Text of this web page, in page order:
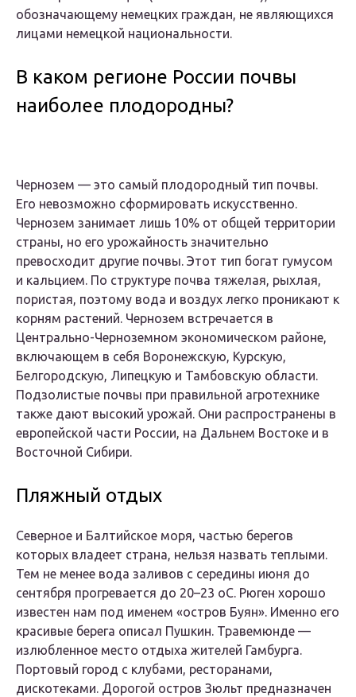
обозначающему немецких граждан, не являющихся
лицами немецкой национальности.
В каком регионе России почвы
наиболее плодородны?
Чернозем — это самый плодородный тип почвы.
Его невозможно сформировать искусственно.
Чернозем занимает лишь 10% от общей территории
страны, но его урожайность значительно
превосходит другие почвы. Этот тип богат гумусом
и кальцием. По структуре почва тяжелая, рыхлая,
пористая, поэтому вода и воздух легко проникают к
корням растений. Чернозем встречается в
Центрально-Черноземном экономическом районе,
включающем в себя Воронежскую, Курскую,
Белгородскую, Липецкую и Тамбовскую области.
Подзолистые почвы при правильной агротехнике
также дают высокий урожай. Они распространены в
европейской части России, на Дальнем Востоке и в
Восточной Сибири.
Пляжный отдых
Северное и Балтийское моря, частью берегов
которых владеет страна, нельзя назвать теплыми.
Тем не менее вода заливов с середины июня до
сентября прогревается до 20–23 оС. Рюген хорошо
известен нам под именем «остров Буян». Именно его
красивые берега описал Пушкин. Травемюнде —
излюбленное место отдыха жителей Гамбурга.
Портовый город с клубами, ресторанами,
дискотеками. Дорогой остров Зюльт предназначен